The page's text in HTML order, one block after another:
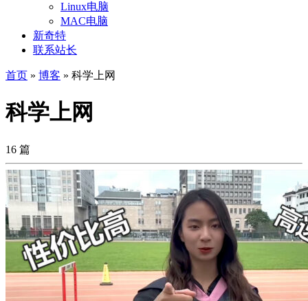
Linux电脑
MAC电脑
新奇特
联系站长
首页 » 博客 » 科学上网
科学上网
16 篇